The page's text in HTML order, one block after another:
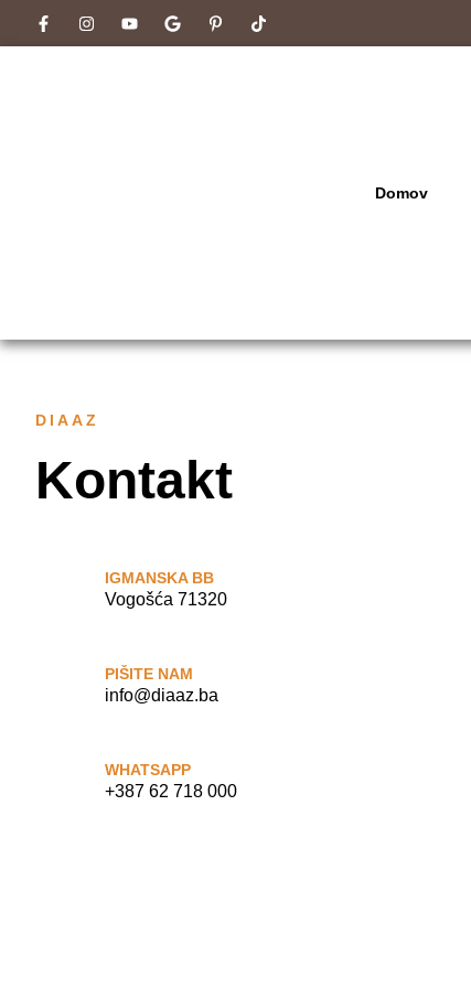
Domov
DIAAZ
Kontakt
IGMANSKA BB
Vogošća 71320
PIŠITE NAM
info@diaaz.ba
WHATSAPP
+387 62 718 000